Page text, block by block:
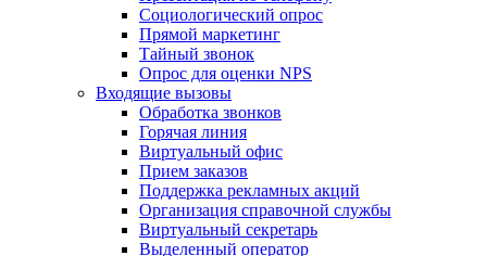
Социологический опрос
Прямой маркетинг
Тайный звонок
Опрос для оценки NPS
Входящие вызовы
Обработка звонков
Горячая линия
Виртуальный офис
Прием заказов
Поддержка рекламных акций
Организация справочной службы
Виртуальный секретарь
Выделенный оператор